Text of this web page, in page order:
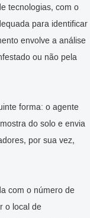
tecnologias, com o
para identificar
envolve a análise
ou não pela
forma: o agente
do solo e envia
por sua vez,
com o número de
o local de